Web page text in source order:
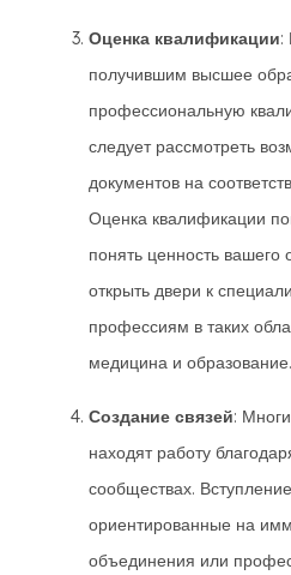
Оценка квалификации:
получившим высшее
профессиональную
следует рассмотреть
документов на
Оценка квалификации
понять ценность
открыть двери к
профессиям в таких
медицина и образование.
Создание связей:
находят работу
сообществах.
ориентированные на
объединения или